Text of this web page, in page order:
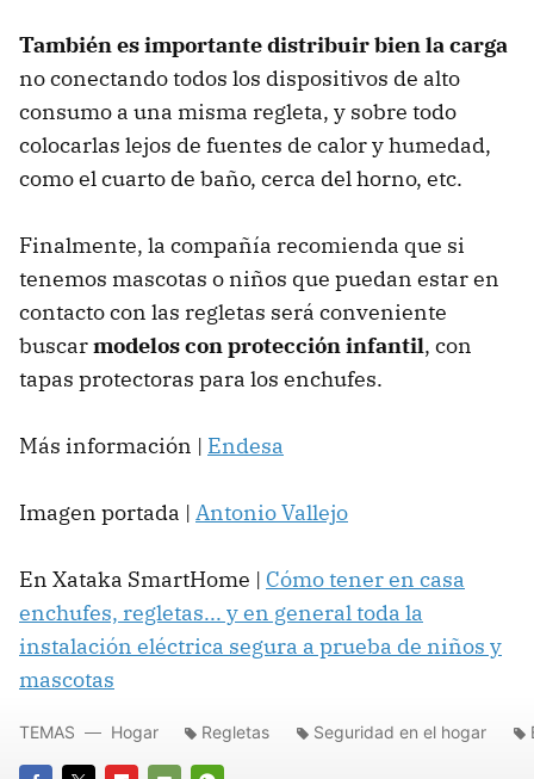
También es importante distribuir bien la carga
no conectando todos los dispositivos de alto
consumo a una misma regleta, y sobre todo
colocarlas lejos de fuentes de calor y humedad,
como el cuarto de baño, cerca del horno, etc.
Finalmente, la compañía recomienda que si
tenemos mascotas o niños que puedan estar en
contacto con las regletas será conveniente
buscarmodelos con protección infantil, con
tapas protectoras para los enchufes.
Más información | Endesa
Imagen portada | Antonio Vallejo
En Xataka SmartHome | Cómo tener en casa
enchufes, regletas... y en general toda la
instalación eléctrica segura a prueba de niños y
mascotas
TEMAS Hogar Regletas Seguridad en el hogar